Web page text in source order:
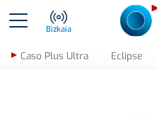
Bizkaia
Caso Plus Ultra Eclipse